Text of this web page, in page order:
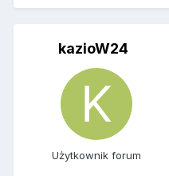
kazioW24
Użytkownik forum